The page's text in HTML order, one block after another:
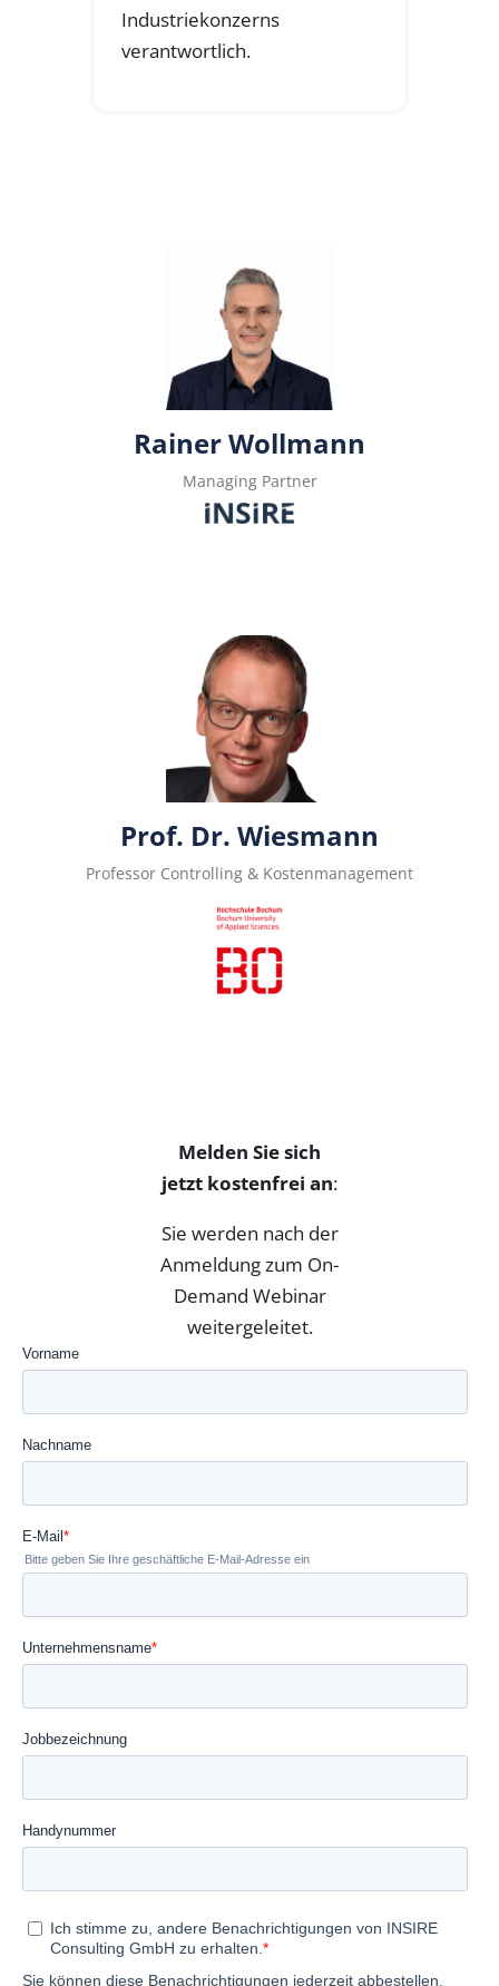
Industriekonzerns
verantwortlich.
Rainer Wollmann
Managing Partner
Prof. Dr. Wiesmann
Professor Controlling & Kostenmanagement
Melden Sie sich
jetzt kostenfrei an:
Sie werden nach der
Anmeldung zum On-
Demand Webinar
weitergeleitet.